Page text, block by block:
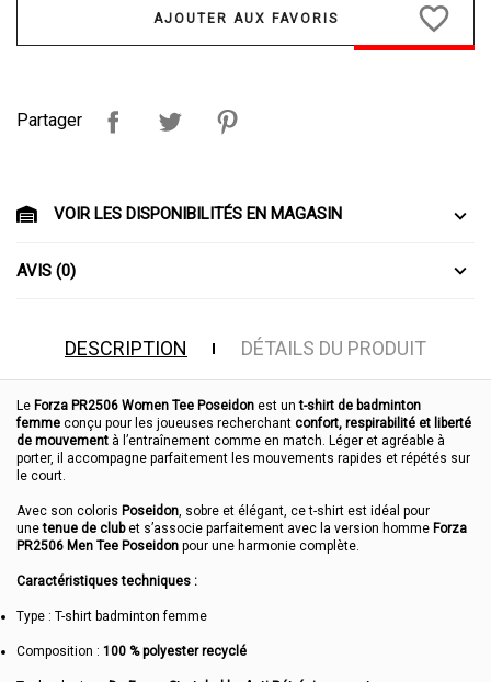
favorite_border
Partager
VOIR LES DISPONIBILITÉS EN MAGASIN
AVIS (0)
DESCRIPTION DÉTAILS DU PRODUIT
Le Forza PR2506 Women Tee Poseidon est unt-shirt de badminton
femme conçu pour les joueuses recherchant confort, respirabilité et liberté
de mouvement à l’entraînement comme en match. Léger et agréable à
porter, il accompagne parfaitement les mouvements rapides et répétés sur
le court.
Avec son coloris Poseidon, sobre et élégant, ce t-shirt est idéal pour
unetenue de clubet s’associe parfaitement avec la version homme Forza
PR2506 Men Tee Poseidon pour une harmonie complète.
Caractéristiques techniques :
Type : T-shirt badminton femme
Composition : 100 % polyester recyclé